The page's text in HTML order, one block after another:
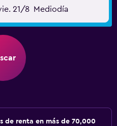
21/8 Mediodía
de renta en más de 70,000